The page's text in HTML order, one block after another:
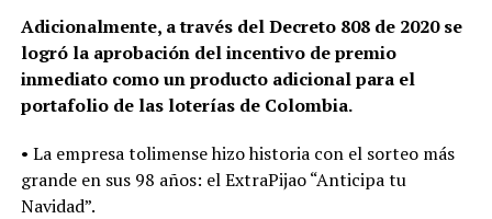
Adicionalmente, a través del Decreto 808 de 2020 se
logró la aprobación del incentivo de premio
inmediato como un producto adicional para el
portafolio de las loterías de Colombia.
• La empresa tolimense hizo historia con el sorteo más
grande en sus 98 años: el ExtraPijao “Anticipa tu
Navidad”.